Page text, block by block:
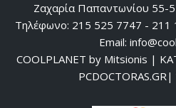
Ζαχαρία Παπαντωνίου 55-
Τηλέφωνο: 215 525 7747 -
Email:
COOLPLANET by Mitsionis |
PCDOCTORAS.GR|